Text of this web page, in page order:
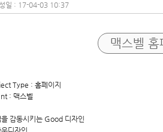
일 : 17-04-03 10:37
맥스벨 홈
Type : 홈페이지
: 맥스벨
을 감동시키는 Good 디자인
디자인